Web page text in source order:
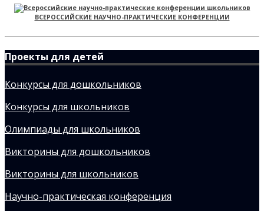
ВСЕРОССИЙСКИЕ НАУЧНО-ПРАКТИЧЕСКИЕ КОНФЕРЕНЦИИ
Проекты для детей
Конкурсы для дошкольников
Конкурсы для школьников
Олимпиады для школьников
Викторины для дошкольников
Викторины для школьников
Научно-практическая конференция